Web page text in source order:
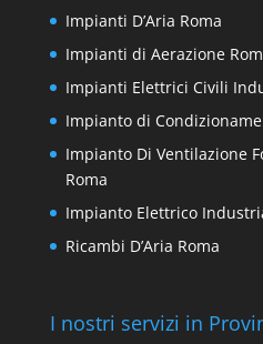
Impianti D’Aria Roma
Impianti di Aerazione
Impianti Elettrici Civili
Impianto di
Impianto Di Ventilazione
Roma
Impianto Elettrico
Ricambi D’Aria Roma
I nostri servizi in